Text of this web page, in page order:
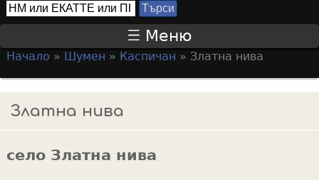
S
e
r
c
h
f
Т
ъ
с
и
Меню
o
u
r
Начало » Шумен » Каспичан » Златна нива
Златна нива
село Златна нива